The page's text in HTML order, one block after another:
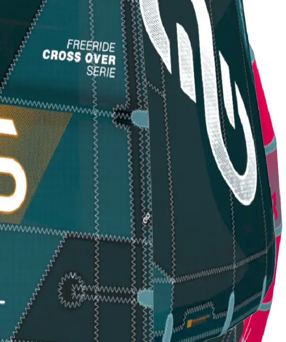
e stabile, con facilità di virata e sensazioni dirette Efficiente con venti leggeri e